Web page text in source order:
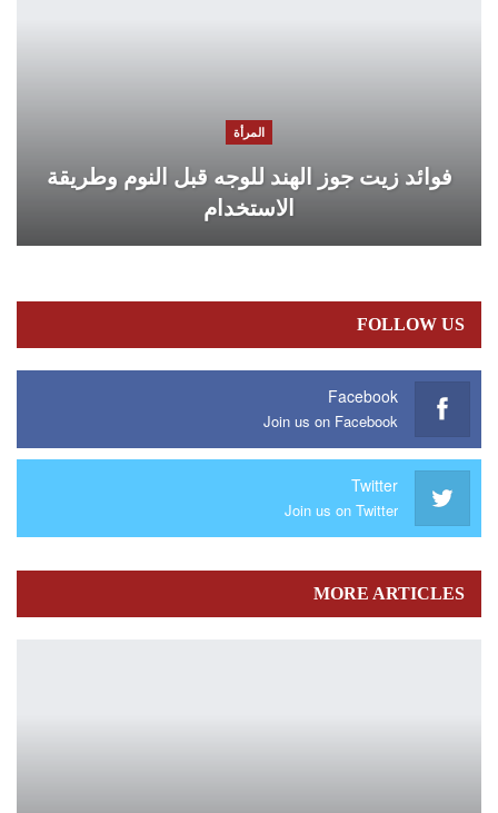
المرأة
فوائد زيت جوز الهند للوجه قبل النوم وطريقة
الاستخدام
FOLLOW US
Facebook
Join us on Facebook
Twitter
Join us on Twitter
MORE ARTICLES